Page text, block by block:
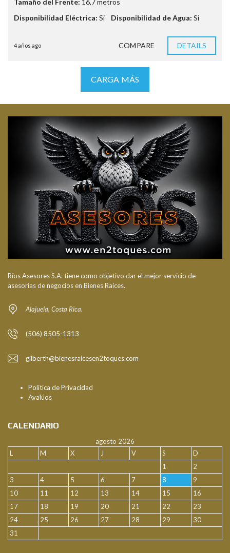
Disponibilidad Eléctrica: Si Disponibilidad de Agua: Si
4 años ago COMPARE DETAILS
CARGA MÁS
Ríos Asesores S.A. tiene como objetivo dar el mejor servicio de
asesorías de negocios en Bienes Raíces.
Alajuela, Costa Rica.
(506) 8505-1313
gilberth@bienesraicesen2toques.com
Politica de Privacidad
Avalúos
CALENDARIO
agosto 2026
L
M X J V S
D
1
2
3
4 5 6 7 8
9
10
11 12 13 14 15
16
17
18 19 20 21 22
23
24
25 26 27 28 29
30
31